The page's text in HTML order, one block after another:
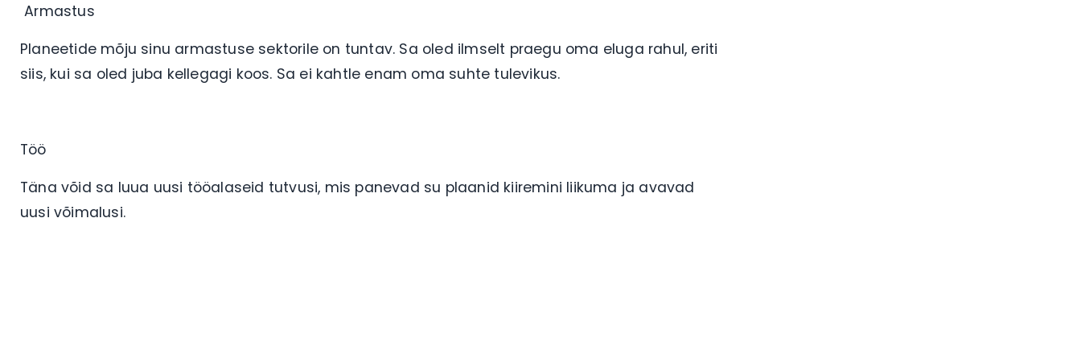
Armastus
Planeetide mõju sinu armastuse sektorile on tuntav. Sa oled ilmselt praegu oma eluga rahul, eriti
siis, kui sa oled juba kellegagi koos. Sa ei kahtle enam oma suhte tulevikus.
Töö
Täna võid sa luua uusi tööalaseid tutvusi, mis panevad su plaanid kiiremini liikuma ja avavad
uusi võimalusi.